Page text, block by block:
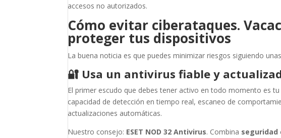
accesos no autorizados.
Cómo evitar ciberataques.
proteger tus dispositivos
La buena noticia es que puedes minimizar riesgos siguiendo
🔐 Usa un antivirus fiable y
El primer escudo que debes tener activo en todo momento es tu
capacidad de detección en tiempo real, escaneo de
actualizaciones automáticas.
Nuestro consejo: ESET NOD 32 Antivirus. Combina seguridad